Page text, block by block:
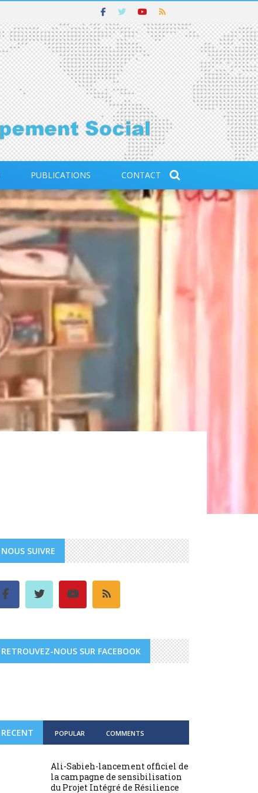
PUBLICATIONS CONTACT
NOUS SUIVRE
RETROUVEZ-NOUS SUR FACEBOOK
RECENT POPULAR COMMENTS
Ali-Sabieh-lancement officiel de
la campagne de sensibilisation
du Projet Intégré de Résilience